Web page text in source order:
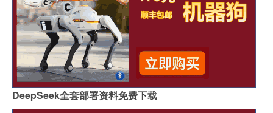
DeepSeek全套部署资料免费下载